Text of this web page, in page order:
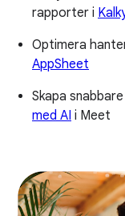
rapporter i
Optimera
AppSheet
Skapa
med AI i Meet